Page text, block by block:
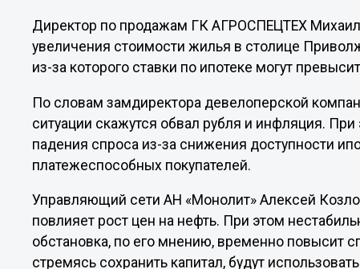
Директор по продажам ГК АГРОСПЕЦТЕХ
увеличения стоимости жилья в столице
из-за которого ставки по ипотеке могут
По словам замдиректора девелоперской
ситуации скажутся обвал рубля и инфляция.
падения спроса из-за снижения доступности
платежеспособных покупателей.
Управляющий сети АН «Монолит» Алексей
повлияет рост цен на нефть. При этом
обстановка, по его мнению, временно повысит
стремясь сохранить капитал, будут